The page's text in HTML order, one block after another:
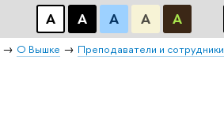
А А А А А
О Вышке Преподаватели и сотрудники